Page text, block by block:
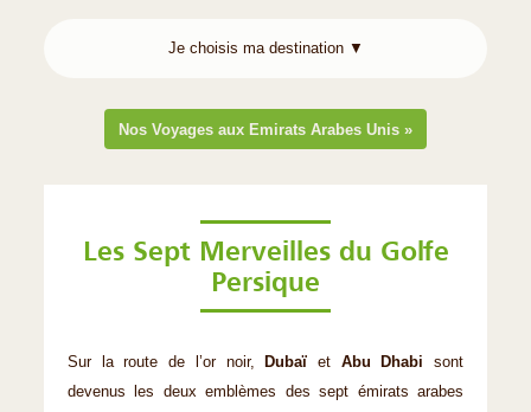
Nos Voyages aux Emirats Arabes Unis »
Les Sept Merveilles du Golfe
Persique
Sur la route de l’or noir, Dubaï et Abu Dhabi sont
devenus les deux emblèmes des sept émirats arabes